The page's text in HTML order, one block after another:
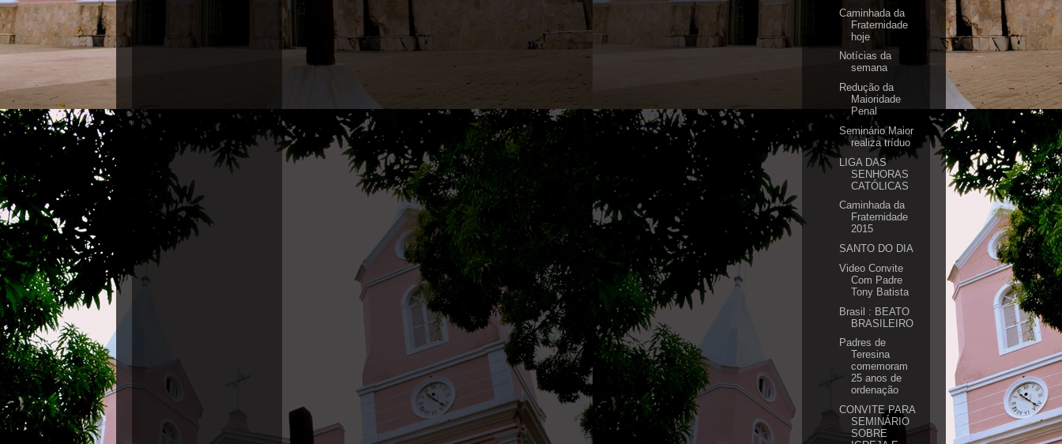
Caminhada da
Fraternidade
hoje
Notícias da
semana
Redução da
Maioridade
Seminário Maior
realiza tríduo
LIGA DAS
SENHORAS
CATÓLICAS
Caminhada da
Fraternidade
2015
SANTO DO DIA
Video Convite
Com Padre
Tony Batista
Brasil : BEATO
BRASILEIRO
Padres de
Teresina
comemoram
25 anos de
ordenação
CONVITE PARA
SEMINÁRIO
SOBRE